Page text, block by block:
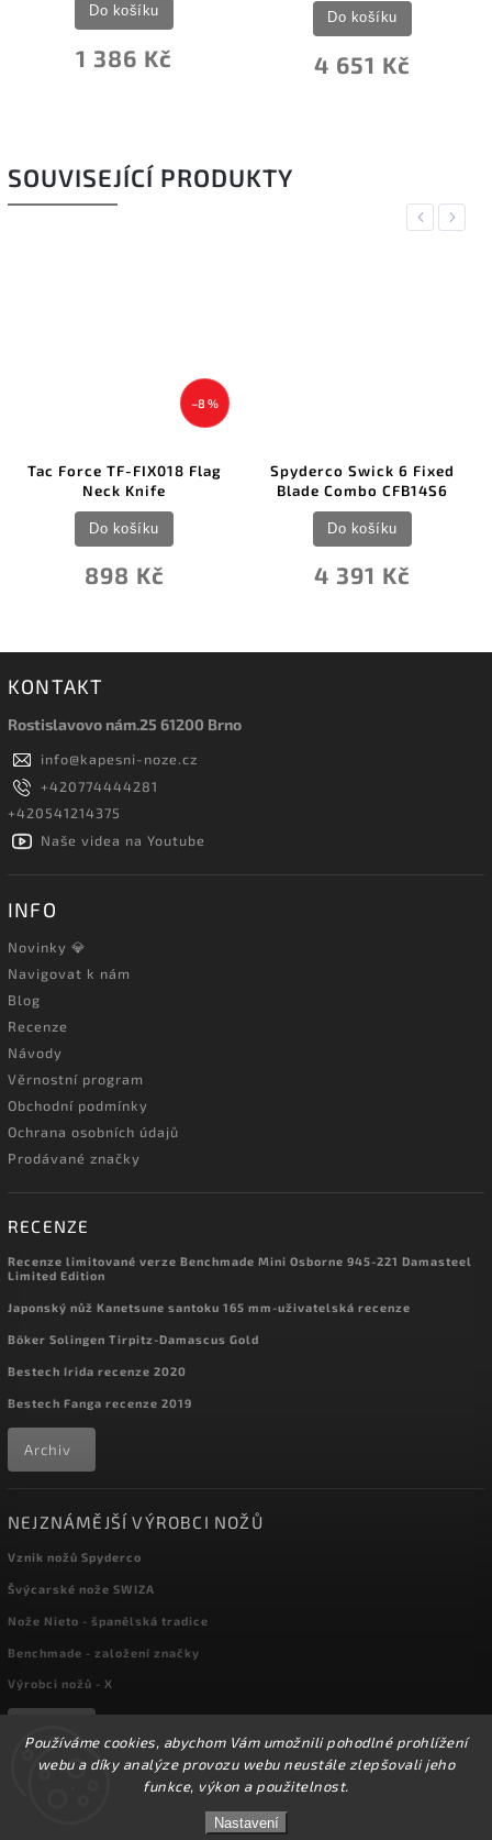
Používáme cookies, abychom Vám umožnili pohodlné prohlížení
webu a díky analýze provozu webu neustále zlepšovali jeho
funkce, výkon a použitelnost.
Nastavení
☀️Ve dnech 3-14.8 2026 máme zavřeno z důvodu
DOVOLENÉ. Eshop zůstává v provozu, objednávky
budeme zpracovávat v pondělí 17.8.2026. Děkujeme za
SOUVISEJÍCÍ PRODUKTY
Previous
TF-FIX018 Flag
Neck Knife
898 Kč
Spyderco Swick 6 Fixed
Blade Combo CFB14S6
4 391 Kč
Fred
Next
KONTAKT
Rostislavovo nám.25 61200 Brno
info@kapesni-noze.cz
+420774444281
+420541214375
Naše videa na Youtube
INFO
Novinky 💎
Navigovat k nám
Blog
Recenze
Návody
Věrnostní program
Obchodní podmínky
Ochrana osobních údajů
Prodávané značky
RECENZE
Recenze limitované verze Benchmade Mini Osborne 945-221 Damasteel
Limited Edition
Japonský nůž Kanetsune santoku 165 mm-uživatelská recenze
Böker Solingen Tirpitz-Damascus Gold
Bestech Irida recenze 2020
Bestech Fanga recenze 2019
Archiv
NEJZNÁMĚJŠÍ VÝROBCI NOŽŮ
Vznik nožů Spyderco
Švýcarské nože SWIZA
Nože Nieto - španělská tradice
Benchmade - založení značky
Výrobci nožů - X
Upravit nastavení cookies